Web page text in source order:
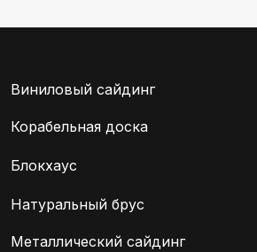
Виниловый сайдинг
Корабельная доска
Блокхаус
Натуральный брус
Металлический сайдинг